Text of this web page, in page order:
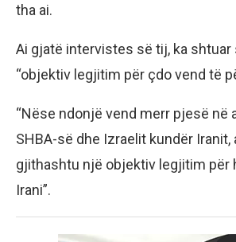
tha ai.
Ai gjatë intervistes së tij, ka shtuar
“objektiv legjitim për çdo vend të
“Nëse ndonjë vend merr pjesë në
SHBA-së dhe Izraelit kundër Iranit,
gjithashtu një objektiv legjitim për
Irani”.